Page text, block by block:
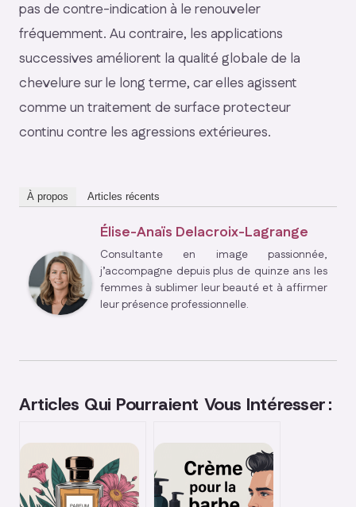
pas de contre-indication à le renouveler
fréquemment. Au contraire, les applications
successives améliorent la qualité globale de la
chevelure sur le long terme, car elles agissent
comme un traitement de surface protecteur
continu contre les agressions extérieures.
À propos Articles récents
Élise-Anaïs Delacroix-Lagrange
Consultante en image passionnée,
j’accompagne depuis plus de quinze ans les
femmes à sublimer leur beauté et à affirmer
leur présence professionnelle.
Articles Qui Pourraient Vous Intéresser :